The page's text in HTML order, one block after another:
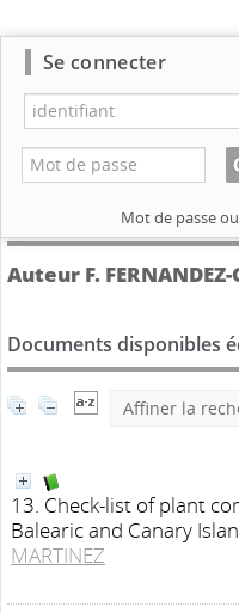
Catalogue
du
Nouvelle recherche
Détail de l'auteur
Auteur F. FERNANDEZ-
Documents disponibles
Affiner la
13. Check-list of plant
Balearic and Canary
MARTINEZ
Se connecter
Mot de passe